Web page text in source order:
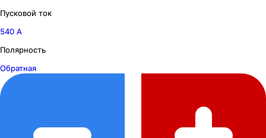
Пусковой ток
540 А
Полярность
Обратная